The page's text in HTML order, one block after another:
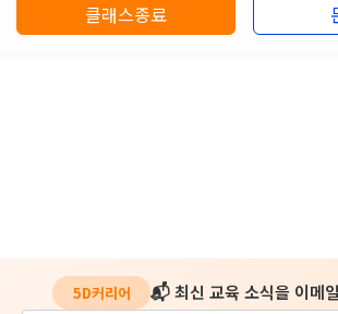
클래스종료
5D커리어 📬 최신 교육 소식을 이메